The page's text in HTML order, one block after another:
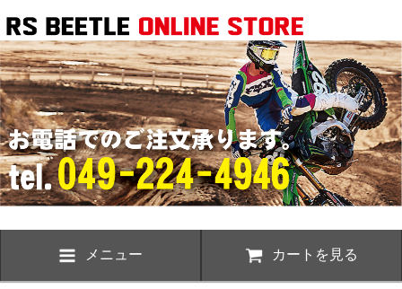
メニュー カートを見る